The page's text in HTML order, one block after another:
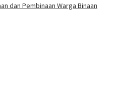
dan Pembinaan Warga Binaan